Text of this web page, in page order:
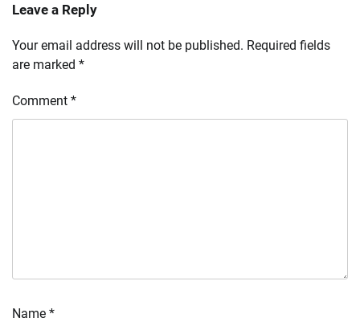
Leave a Reply
Your email address will not be published. Required fields
are marked *
Comment *
Name *